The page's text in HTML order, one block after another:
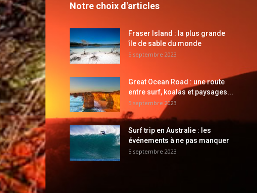
Notre choix d'articles
Fraser Island : la plus grande
île de sable du monde
5 septembre 2023
Great Ocean Road : une route
entre surf, koalas et paysages...
5 septembre 2023
Surf trip en Australie : les
événements à ne pas manquer
5 septembre 2023